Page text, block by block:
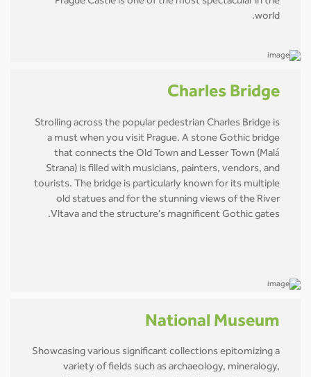
world.
Charles Bridge
Strolling across the popular pedestrian Charles Bridge is
a must when you visit Prague. A stone Gothic bridge
that connects the Old Town and Lesser Town (Malá
Strana) is filled with musicians, painters, vendors, and
tourists. The bridge is particularly known for its multiple
old statues and for the stunning views of the River
Vltava and the structure's magnificent Gothic gates.
National Museum
Showcasing various significant collections epitomizing a
variety of fields such as archaeology, mineralogy,